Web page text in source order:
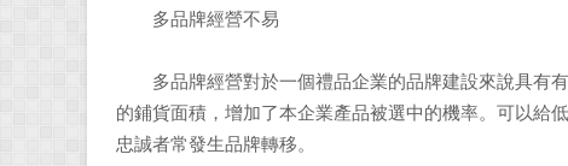
多品牌經營不易
多品牌經營對於一個禮品企業的品牌建設來說具有
的鋪貨面積，增加了本企業產品被選中的機率。可以給
忠誠者常發生品牌轉移。